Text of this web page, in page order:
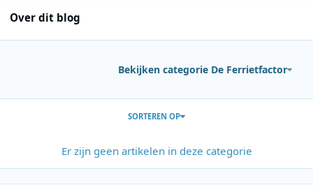
Over dit blog
Bekijken categorie De Ferrietfactor
SORTEREN OP
Er zijn geen artikelen in deze categorie